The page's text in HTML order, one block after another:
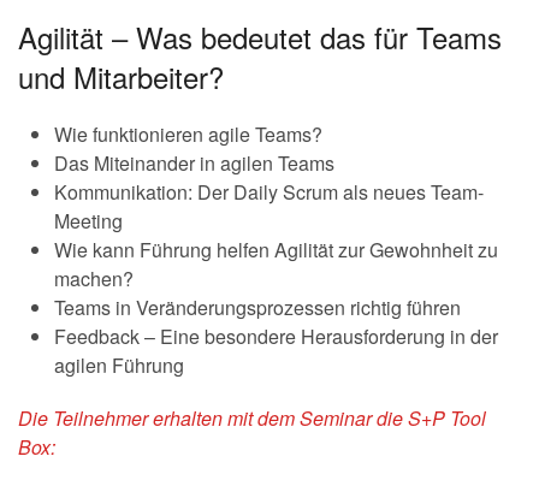
Agilität – Was bedeutet das für Teams
und Mitarbeiter?
Wie funktionieren agile Teams?
Das Miteinander in agilen Teams
Kommunikation: Der Daily Scrum als neues Team-
Meeting
Wie kann Führung helfen Agilität zur Gewohnheit zu
machen?
Teams in Veränderungsprozessen richtig führen
Feedback – Eine besondere Herausforderung in der
agilen Führung
Die Teilnehmer erhalten mit dem Seminar die S+P Tool
Box: